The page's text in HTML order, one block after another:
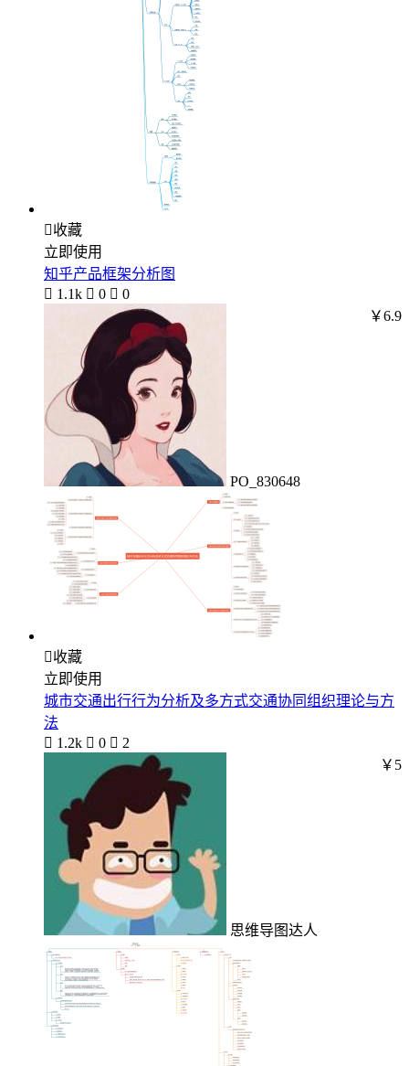
收藏
立即使用
知乎产品框架分析图
 1.1k  0  0
PO_830648
￥6.9
收藏
立即使用
城市交通出行行为分析及多方式交通协同组织理论与方
法
 1.2k  0  2
思维导图达人
￥5